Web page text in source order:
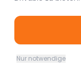
Marken
BMW
Porsche
Nur notwendige